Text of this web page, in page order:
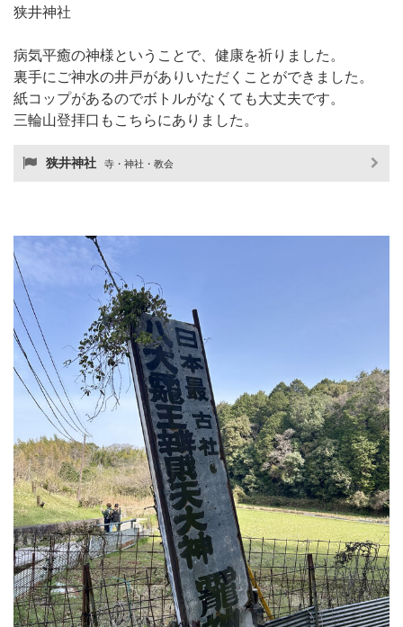
狭井神社
病気平癒の神様ということで、健康を祈りました。
裏手にご神水の井戸がありいただくことができました。
紙コップがあるのでボトルがなくても大丈夫です。
三輪山登拝口もこちらにありました。
狭井神社 寺・神社・教会